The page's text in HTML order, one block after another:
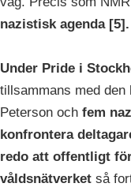
nazistisk agenda [5].
Under Pride i
tillsammans med den
Peterson och fem
konfrontera
redo att offentligt
våldsnätverket så